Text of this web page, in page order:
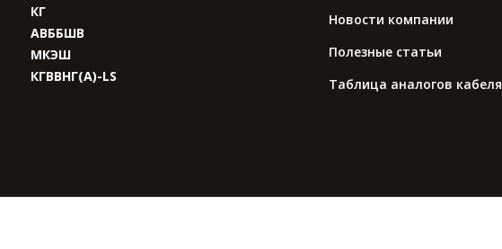
КГ
АВББШВ
МКЭШ
КГВВНГ(A)-LS
Новости компании
Полезные статьи
Таблица аналогов кабеля